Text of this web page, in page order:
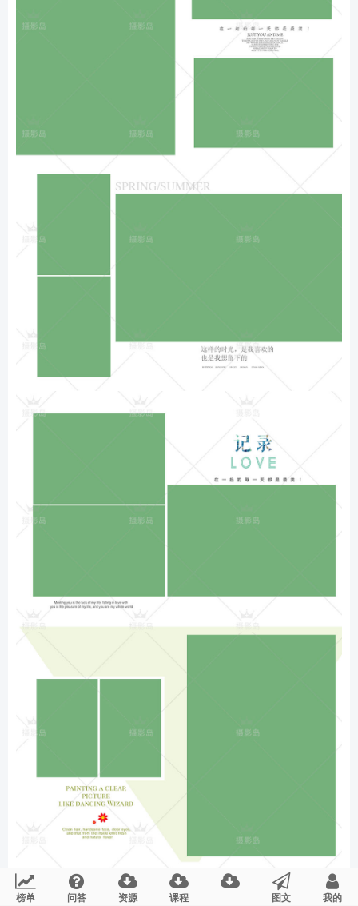
榜单 问答 资源 课程 图文 我的